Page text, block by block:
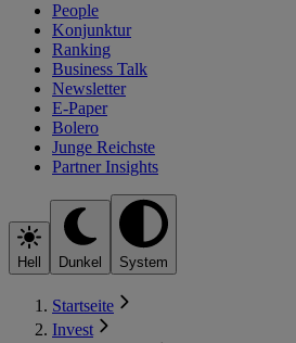
People
Konjunktur
Ranking
Business Talk
Newsletter
E-Paper
Bolero
Junge Reichste
Partner Insights
Hell Dunkel System
Startseite
Invest